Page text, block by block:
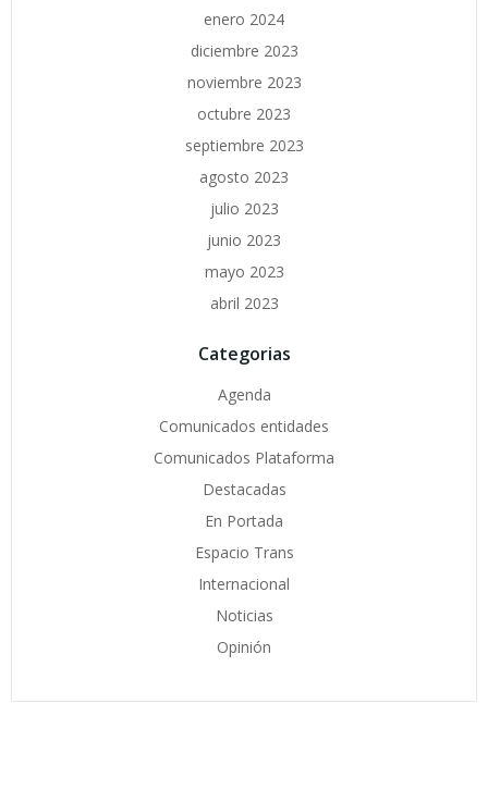
enero 2024
diciembre 2023
noviembre 2023
octubre 2023
septiembre 2023
agosto 2023
julio 2023
junio 2023
mayo 2023
abril 2023
Categorias
Agenda
Comunicados entidades
Comunicados Plataforma
Destacadas
En Portada
Espacio Trans
Internacional
Noticias
Opinión